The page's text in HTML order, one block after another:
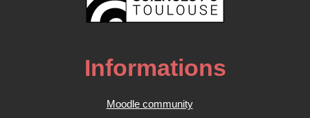
Informations
Moodle community